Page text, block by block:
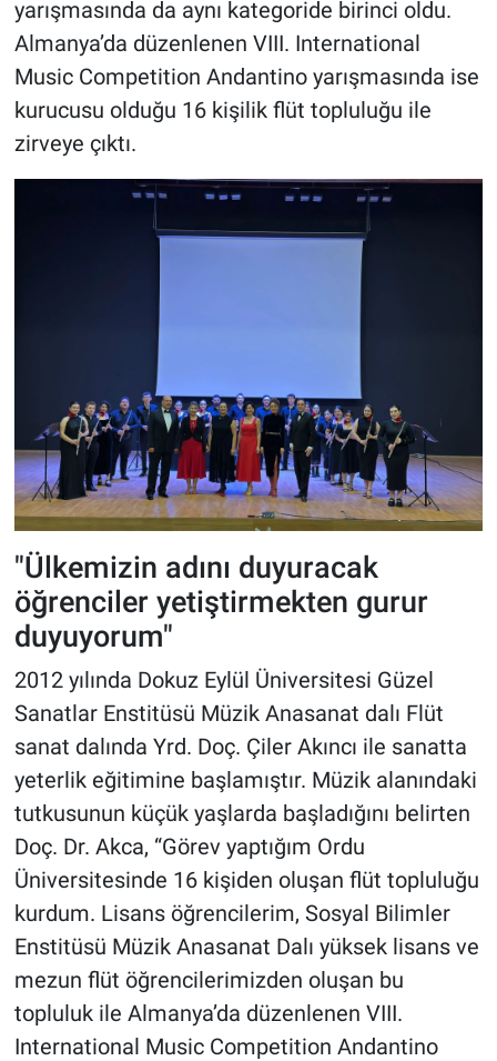
yarışmasında da aynı kategoride birinci oldu.
Almanya’da düzenlenen VIII. International
Music Competition Andantino yarışmasında ise
kurucusu olduğu 16 kişilik flüt topluluğu ile
zirveye çıktı.
"Ülkemizin adını duyuracak
öğrenciler yetiştirmekten gurur
duyuyorum"
2012 yılında Dokuz Eylül Üniversitesi Güzel
Sanatlar Enstitüsü Müzik Anasanat dalı Flüt
sanat dalında Yrd. Doç. Çiler Akıncı ile sanatta
yeterlik eğitimine başlamıştır. Müzik alanındaki
tutkusunun küçük yaşlarda başladığını belirten
Doç. Dr. Akca, “Görev yaptığım Ordu
Üniversitesinde 16 kişiden oluşan flüt topluluğu
kurdum. Lisans öğrencilerim, Sosyal Bilimler
Enstitüsü Müzik Anasanat Dalı yüksek lisans ve
mezun flüt öğrencilerimizden oluşan bu
topluluk ile Almanya’da düzenlenen VIII.
International Music Competition Andantino